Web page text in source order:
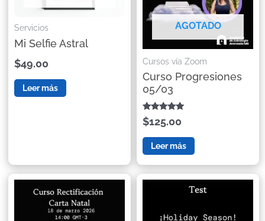
Servicios
Mi Selfie Astral
$49.00
Leer más
AGOTADO
Cursos vía Zoom
Curso Progresiones
05/03
Valorado con
5.00
$125.00
Leer más